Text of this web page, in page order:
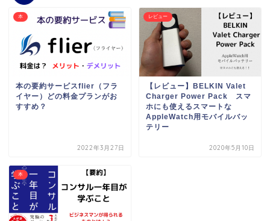
本
本の要約サービスflier（フラ
イヤー）どの料金プランがお
すすめ？
2022年3月27日
レビュー
【レビュー】BELKIN Valet
Charger Power Pack スマ
ホにも使えるスマートな
AppleWatch用モバイルバッ
テリー
2020年5月10日
本